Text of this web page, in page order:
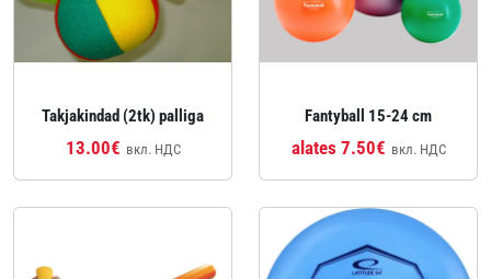
Takjakindad (2tk) palliga
13.00€ вкл. НДС
Fantyball 15-24 cm
alates 7.50€ вкл. НДС